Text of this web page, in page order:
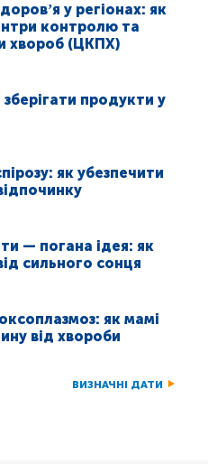
у регіонах: як
контролю та
хвороб (ЦКПХ)
продукти у
як убезпечити
— погана ідея: як
сильного сонця
як мамі
від хвороби
ВИЗНАЧНІ ДАТИ